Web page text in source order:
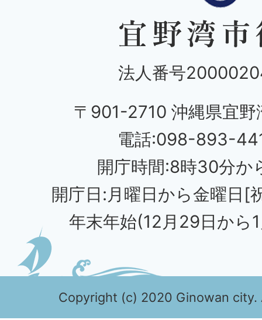
法人番号
〒901-2710 沖縄県宜野
電話:098-893-
開庁時間:8時30分か
開庁日:月曜日から金曜日[
年末年始(12月29日から
Copyright (c) 2020 Ginowan city.